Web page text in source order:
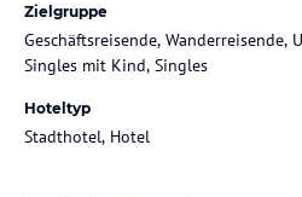
Zielgruppe
Geschäftsreisende, Wanderreisende,
Singles mit Kind, Singles
Hoteltyp
Stadthotel, Hotel